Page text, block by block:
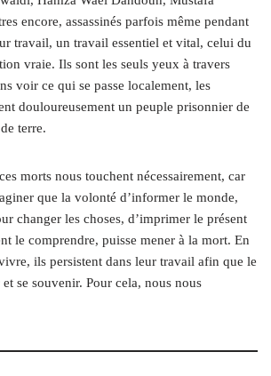
encore, assassinés parfois même pendant
travail, un travail essentiel et vital, celui du
vraie. Ils sont les seuls yeux à travers
voir ce qui se passe localement, les
douloureusement un peuple prisonnier de
terre.
morts nous touchent nécessairement, car
que la volonté d’informer le monde,
changer les choses, d’imprimer le présent
le comprendre, puisse mener à la mort. En
ils persistent dans leur travail afin que le
se souvenir. Pour cela, nous nous